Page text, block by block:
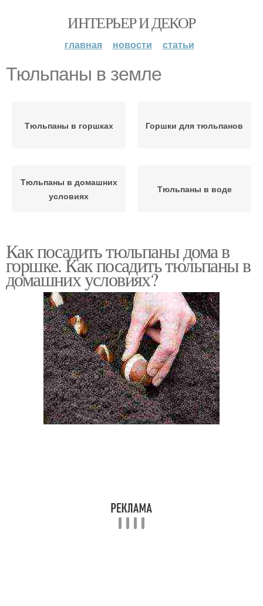
ИНТЕРЬЕР И ДЕКОР
главная новости статьи
Тюльпаны в земле
Тюльпаны в горшках Горшки для тюльпанов
Тюльпаны в домашних
условиях
Тюльпаны в воде
Как посадить тюльпаны дома в
горшке. Как посадить тюльпаны в
домашних условиях?